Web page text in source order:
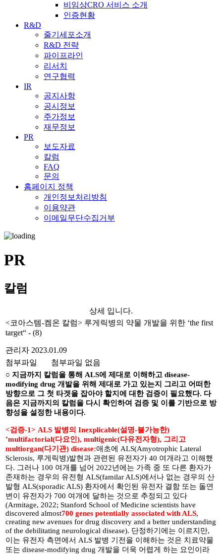
비임상CRO 서비스 소개
인증현황
R&D
줄기세포소개
R&D 전략
파이프라인
리서치
연구협력
IR
공지사항
공시정보
주가정보
재무정보
PR
보도자료
칼럼
FAQ
문의
홈페이지 정책
개인정보처리방침
이용약관
이메일무단수집거부
PR
칼럼
상세 입니다.
<코아스템-켐온 칼럼> 루게릭병의 약물 개발을 위한 ‘the first
target“ - (8)
관리자 2023.01.09
첨부파일
첨부파일 없음
○ 지금까지 칼럼을 통해 ALS에 제대로 이해하고 disease-
modifying drug 개발을 위해 제대로 가고 있는지 그리고 어떠한
방향으로 그 첫 타겟을 잡아야 할지에 대한 검증이 필요했다. 다
음은 지금까지의 칼럼을 다시 확인하여 검증 및 이를 기반으로 방
향성을 설정한 내용이다.
<검증-1> ALS 발병의 Inexplicable(설명-불가능한)
’multifactorial(다요인), multigenic(다유전자형), 그리고
multiorgan(다기관) disease:애초에 ALS(Amyotrophic Lateral
Sclerosis, 루게릭병)발현과 관련된 유전자가 40 여개라고 이해했
다. 그러나 100 여개를 넘어 2022년에는 가족 중 또 다른 환자가
존재하는 경우의 유전형 ALS(familar ALS)에서나 없는 경우의 산
발형 ALS(sporadic ALS) 환자에서 확인된 유전자 결함 또는 돌연
변이 유전자가 700 여개에 달하는 것으로 추정되고 있다
(Armitage, 2022; Stanford School of Medicine scientists have
discovered almost700 genes potentially associated with ALS,
creating new avenues for drug discovery and a better understanding
of the debilitating neurological disease). 단정하기에는 이르지만,
이는 유전자 측면에서 ALS 발병 기전을 이해하는 것은 치료약물
또는 disease-modifying drug 개발을 더욱 어렵게 하는 요인이라